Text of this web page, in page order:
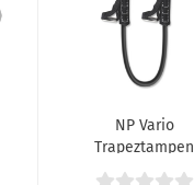
NP Vario
Trapeztampen
Schwarz